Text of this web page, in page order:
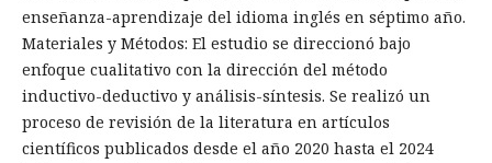
enseñanza-aprendizaje del idioma inglés en séptimo año.
Materiales y Métodos: El estudio se direccionó bajo
enfoque cualitativo con la dirección del método
inductivo-deductivo y análisis-síntesis. Se realizó un
proceso de revisión de la literatura en artículos
científicos publicados desde el año 2020 hasta el 2024